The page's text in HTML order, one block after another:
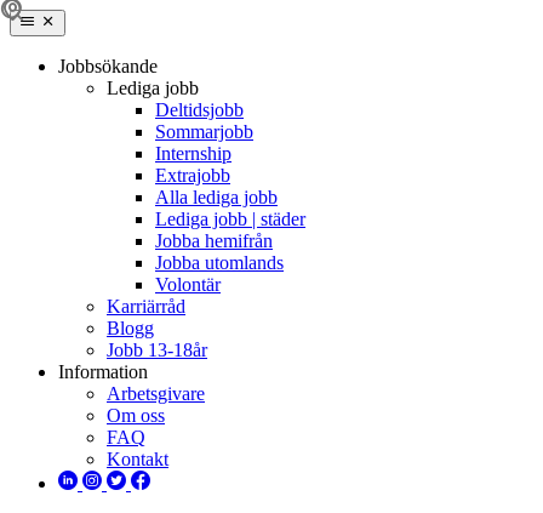
Jobbsökande
Lediga jobb
Deltidsjobb
Sommarjobb
Internship
Extrajobb
Alla lediga jobb
Lediga jobb | städer
Jobba hemifrån
Jobba utomlands
Volontär
Karriärråd
Blogg
Jobb 13-18år
Information
Arbetsgivare
Om oss
FAQ
Kontakt